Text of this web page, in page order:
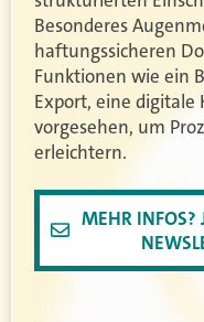
Besonderes
haftungssicheren
Funktionen wie ein
Export, eine digitale
vorgesehen, um
erleichtern.
MEHR INFOS?